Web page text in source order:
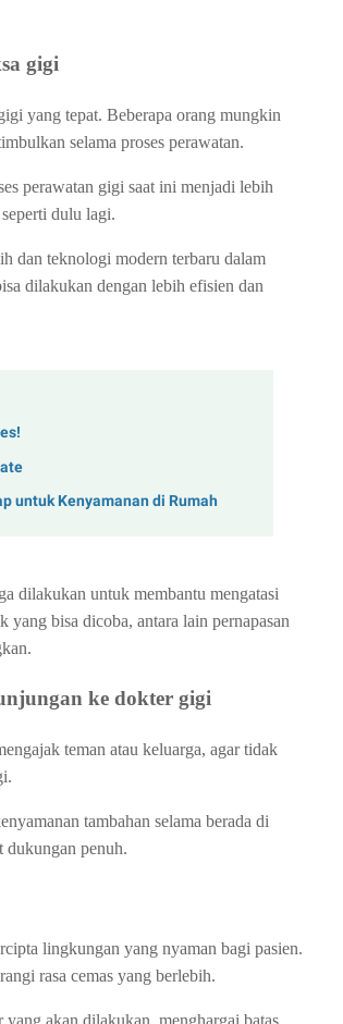
gigi
yang tepat. Beberapa orang mungkin
selama proses perawatan.
perawatan gigi saat ini menjadi lebih
dulu lagi.
dan teknologi modern terbaru dalam
dilakukan dengan lebih efisien dan
untuk Kenyamanan di Rumah
dilakukan untuk membantu mengatasi
bisa dicoba, antara lain pernapasan
ke dokter gigi
teman atau keluarga, agar tidak
tambahan selama berada di
dukungan penuh.
lingkungan yang nyaman bagi pasien.
rasa cemas yang berlebih.
akan dilakukan, menghargai batas